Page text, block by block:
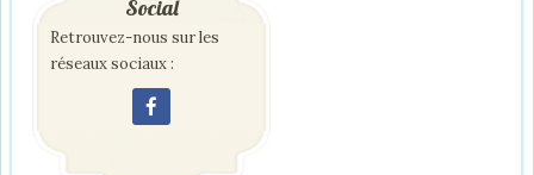
Social
Retrouvez-nous sur les
réseaux sociaux :